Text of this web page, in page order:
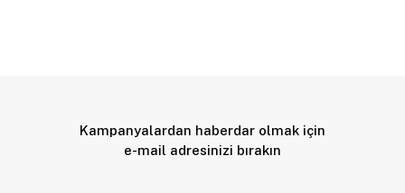
Kampanyalardan haberdar olmak için
e-mail adresinizi bırakın